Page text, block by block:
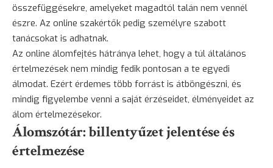
összefüggésekre, amelyeket magadtól talán nem vennél
észre. Az online szakértők pedig személyre szabott
tanácsokat is adhatnak.
Az online álomfejtés hátránya lehet, hogy a túl általános
értelmezések nem mindig fedik pontosan a te egyedi
álmodat. Ezért érdemes több forrást is átböngészni, és
mindig figyelembe venni a saját érzéseidet, élményeidet az
álom értelmezésekor.
Álomszótár: billentyűzet jelentése és
értelmezése